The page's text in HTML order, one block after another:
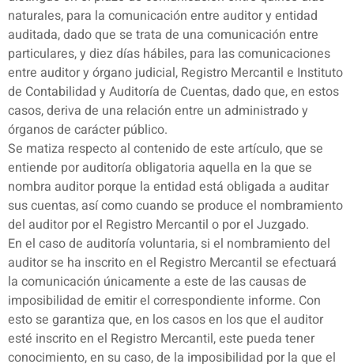
naturales, para la comunicación entre auditor y entidad
auditada, dado que se trata de una comunicación entre
particulares, y diez días hábiles, para las comunicaciones
entre auditor y órgano judicial, Registro Mercantil e Instituto
de Contabilidad y Auditoría de Cuentas, dado que, en estos
casos, deriva de una relación entre un administrado y
órganos de carácter público.
Se matiza respecto al contenido de este artículo, que se
entiende por auditoría obligatoria aquella en la que se
nombra auditor porque la entidad está obligada a auditar
sus cuentas, así como cuando se produce el nombramiento
del auditor por el Registro Mercantil o por el Juzgado.
En el caso de auditoría voluntaria, si el nombramiento del
auditor se ha inscrito en el Registro Mercantil se efectuará
la comunicación únicamente a este de las causas de
imposibilidad de emitir el correspondiente informe. Con
esto se garantiza que, en los casos en los que el auditor
esté inscrito en el Registro Mercantil, este pueda tener
conocimiento, en su caso, de la imposibilidad por la que el